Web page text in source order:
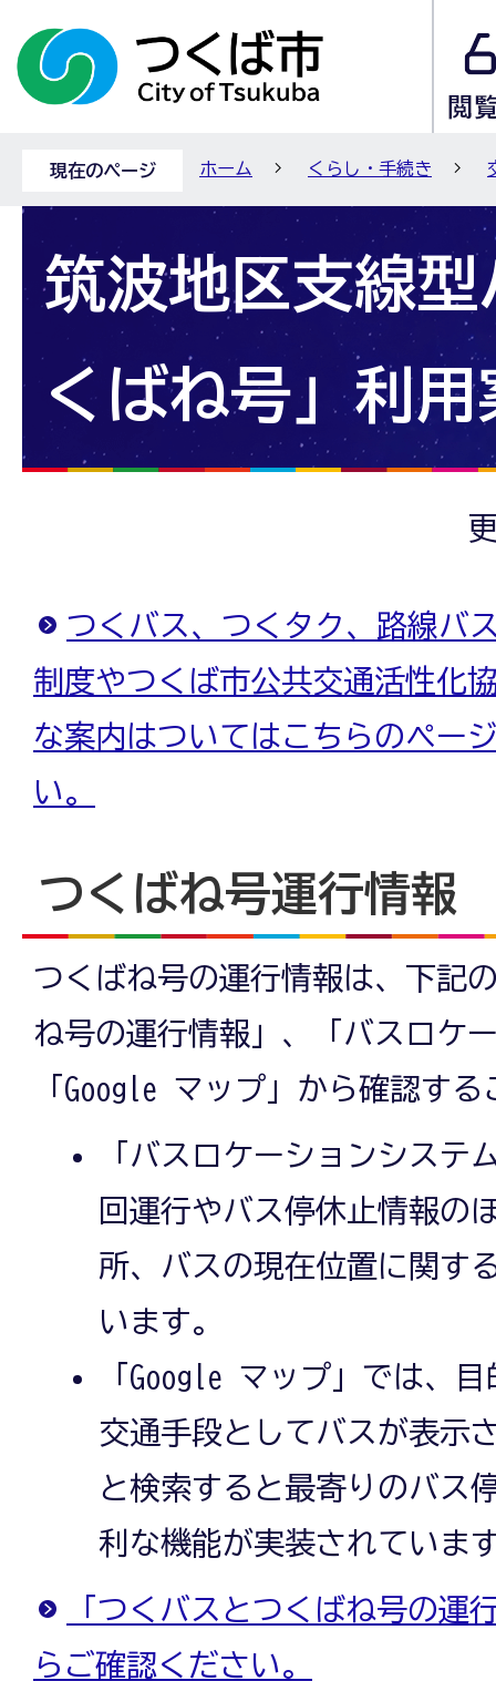
現在のページ ホーム くらし・手続き
筑波地区支線型
くばね号」利用
つくバス、つくタク、路線バ
制度やつくば市公共交通活性化
な案内はついてはこちらのペー
い。
つくばね号運行情報
つくばね号の運行情報は、下記
ね号の運行情報」、「バスロケ
「Google マップ」から確認す
「バスロケーションシステ
回運行やバス停休止情報の
所、バスの現在位置に関す
います。
「Google マップ」では、
交通手段としてバスが表示
と検索すると最寄りのバス
利な機能が実装されていま
「つくバスとつくばね号の運
らご確認ください。